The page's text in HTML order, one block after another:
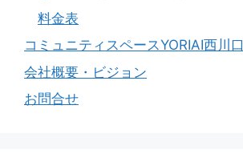
料金表
コミュニティスペースYORIAI西川口
会社概要・ビジョン
お問合せ